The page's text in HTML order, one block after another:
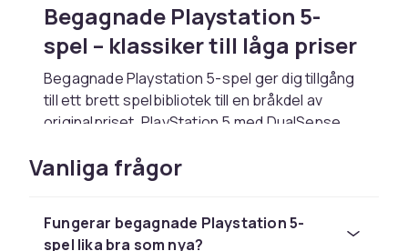
Begagnade Playstation 5-
spel – klassiker till låga priser
Begagnade Playstation 5-spel ger dig tillgång
till ett brett spelbibliotek till en bråkdel av
originalpriset. PlayStation 5 med DualSense
Spider-Man 2, God of War Ragnarök och
Horizon Forbidden West.
Tips för att köpa begagnade
Vanliga frågor
Fungerar begagnade Playstation 5-
spel lika bra som nya?